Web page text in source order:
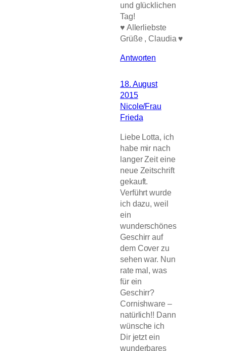
und glücklichen
Tag!
♥ Allerliebste
Grüße , Claudia ♥
Antworten
18. August
2015
Nicole/Frau
Frieda
Liebe Lotta, ich
habe mir nach
langer Zeit eine
neue Zeitschrift
gekauft.
Verführt wurde
ich dazu, weil
ein
wunderschönes
Geschirr auf
dem Cover zu
sehen war. Nun
rate mal, was
für ein
Geschirr?
Cornishware –
natürlich!! Dann
wünsche ich
Dir jetzt ein
wunderbares